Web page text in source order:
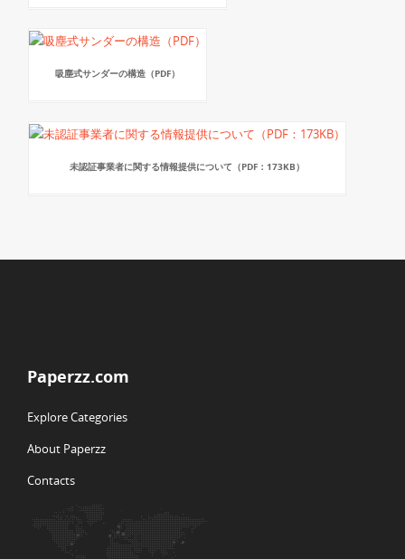
吸塵式サンダーの構造（PDF）
未認証事業者に関する情報提供について（PDF：173KB）
Paperzz.com
Explore Categories
About Paperzz
Contacts